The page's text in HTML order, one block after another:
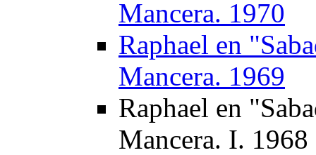
Mancera. 1970
Raphael en
Mancera. 1969
Raphael en
Mancera. I. 1968